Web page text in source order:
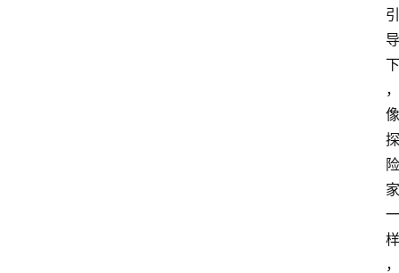
引
导
下
，
像
探
险
家
一
样
，